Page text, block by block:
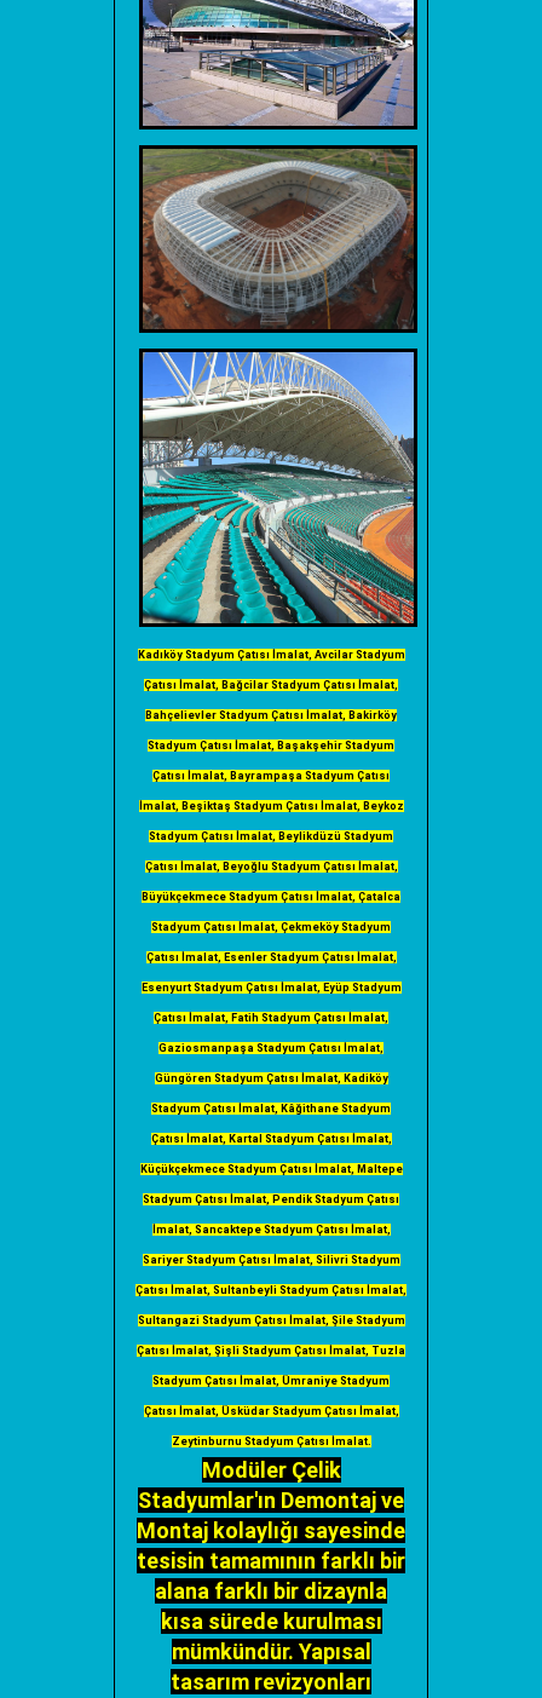
Kadıköy Stadyum Çatısı İmalat, Avcilar Stadyum
Çatısı İmalat, Bağcilar Stadyum Çatısı İmalat,
Bahçelievler Stadyum Çatısı İmalat, Bakirköy
Stadyum Çatısı İmalat, Başakşehir Stadyum
Çatısı İmalat, Bayrampaşa Stadyum Çatısı
İmalat, Beşiktaş Stadyum Çatısı İmalat, Beykoz
Stadyum Çatısı İmalat, Beylikdüzü Stadyum
Çatısı İmalat, Beyoğlu Stadyum Çatısı İmalat,
Büyükçekmece Stadyum Çatısı İmalat, Çatalca
Stadyum Çatısı İmalat, Çekmeköy Stadyum
Çatısı İmalat, Esenler Stadyum Çatısı İmalat,
Esenyurt Stadyum Çatısı İmalat, Eyüp Stadyum
Çatısı İmalat, Fatih Stadyum Çatısı İmalat,
Gaziosmanpaşa Stadyum Çatısı İmalat,
Güngören Stadyum Çatısı İmalat, Kadiköy
Stadyum Çatısı İmalat, Kâğithane Stadyum
Çatısı İmalat, Kartal Stadyum Çatısı İmalat,
Küçükçekmece Stadyum Çatısı İmalat, Maltepe
Stadyum Çatısı İmalat, Pendik Stadyum Çatısı
İmalat, Sancaktepe Stadyum Çatısı İmalat,
Sariyer Stadyum Çatısı İmalat, Silivri Stadyum
Çatısı İmalat, Sultanbeyli Stadyum Çatısı İmalat,
Sultangazi Stadyum Çatısı İmalat, Şile Stadyum
Çatısı İmalat, Şişli Stadyum Çatısı İmalat, Tuzla
Stadyum Çatısı İmalat, Ümraniye Stadyum
Çatısı İmalat, Üsküdar Stadyum Çatısı İmalat,
Zeytinburnu Stadyum Çatısı İmalat.
Modüler Çelik
Stadyumlar'ın Demontaj ve
Montaj kolaylığı sayesinde
tesisin tamamının farklı bir
alana farklı bir dizaynla
kısa sürede kurulması
mümkündür. Yapısal
tasarım revizyonları